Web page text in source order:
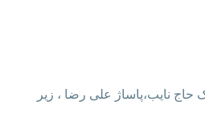
علی رضا ، زیر